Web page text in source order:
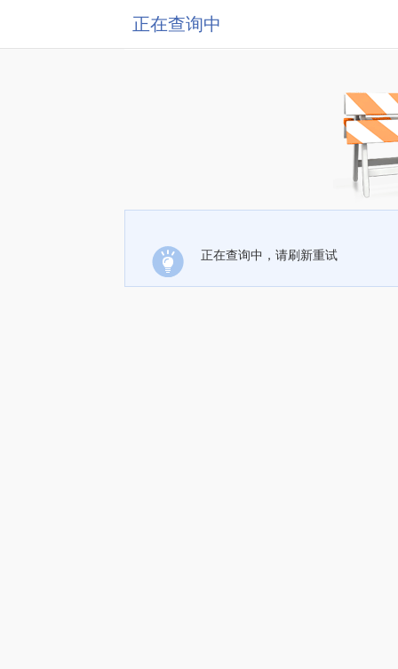
正在查询中
正在查询中，请刷新重试